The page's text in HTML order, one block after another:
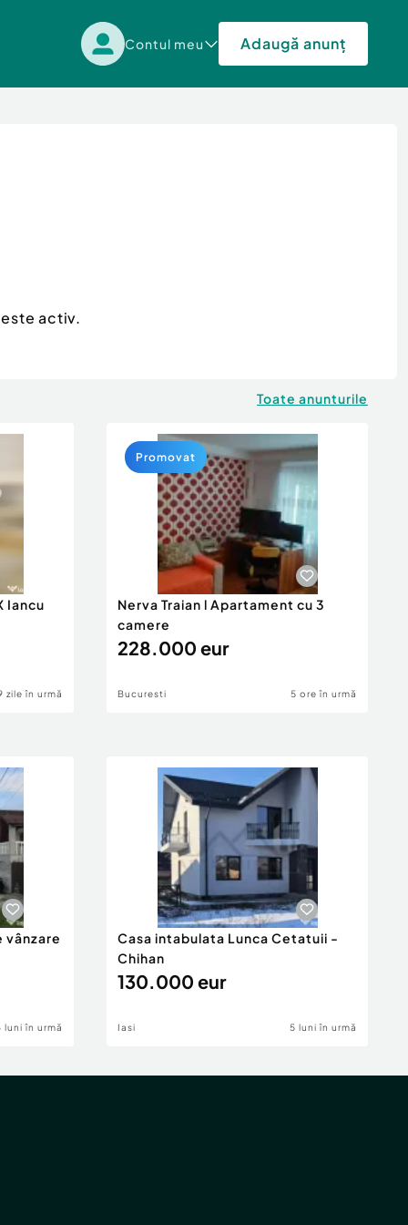
Contul meu Adaugă anunț
activ.
Toate anunturile
Iancu
zile în urmă
Nerva Traian l Apartament cu 3
camere
228.000 eur
Bucuresti 5 ore în urmă
Promovat
vânzare
luni în urmă
Casa intabulata Lunca Cetatuii -
Chihan
130.000 eur
Iasi 5 luni în urmă